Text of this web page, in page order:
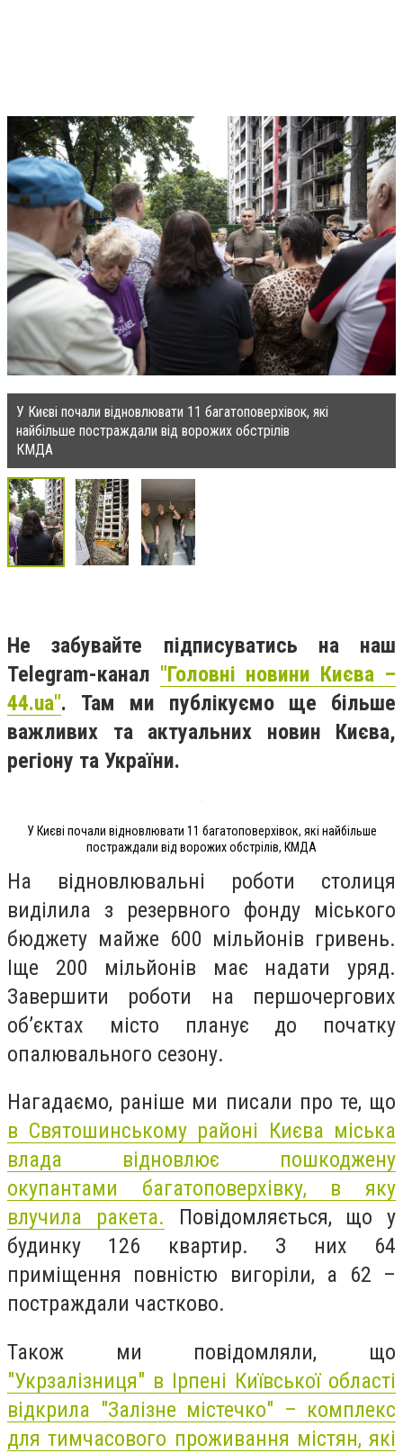
У Києві почали відновлювати 11 багатоповерхівок, які
найбільше постраждали від ворожих обстрілів
КМДА
Не забувайте підписуватись на наш
Telegram-канал "Головні новини Києва –
44.ua". Там ми публікуємо ще більше
важливих та актуальних новин Києва,
регіону та України.
У Києві почали відновлювати 11 багатоповерхівок, які найбільше
постраждали від ворожих обстрілів, КМДА
На відновлювальні роботи столиця
виділила з резервного фонду міського
бюджету майже 600 мільйонів гривень.
Іще 200 мільйонів має надати уряд.
Завершити роботи на першочергових
об’єктах місто планує до початку
опалювального сезону.
Нагадаємо, раніше ми писали про те, що
в Святошинському районі Києва міська
влада відновлює пошкоджену
окупантами багатоповерхівку, в яку
влучила ракета. Повідомляється, що у
будинку 126 квартир. З них 64
приміщення повністю вигоріли, а 62 –
постраждали частково.
Також ми повідомляли, що
"Укрзалізниця" в Ірпені Київської області
відкрила "Залізне містечко" – комплекс
для тимчасового проживання містян, які